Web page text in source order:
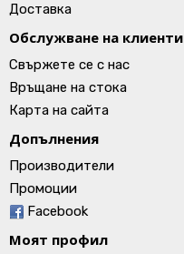
Доставка
Обслужване на клиенти
Свържете се с нас
Връщане на стока
Карта на сайта
Допълнения
Производители
Промоции
Facebook
Моят профил